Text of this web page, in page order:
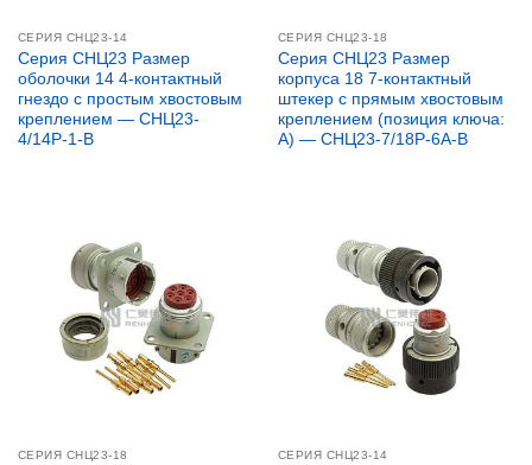
СЕРИЯ CНЦ23-14
Серия СНЦ23 Размер
оболочки 14 4-контактный
гнездо с простым хвостовым
креплением — СНЦ23-
4/14Р-1-В
СЕРИЯ СНЦ23-18
Серия СНЦ23 Размер
корпуса 18 7-контактный
штекер с прямым хвостовым
креплением (позиция ключа:
A) — СНЦ23-7/18Р-6А-В
СЕРИЯ СНЦ23-18 СЕРИЯ CНЦ23-14